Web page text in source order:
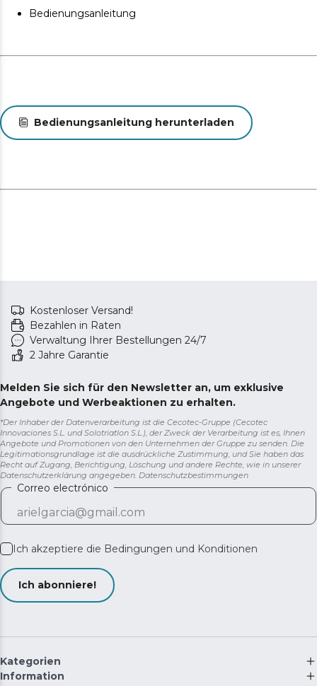
mit der Rockshox Judy Silver TK-Gabel in Angriff. Die
abschließbare Luftfederung absorbiert jeden Aufprall
Bedienungsanleitung
Bedienungsanleitung herunterladen
Kostenloser Versand!
Bezahlen in Raten
Verwaltung Ihrer Bestellungen 24/7
2 Jahre Garantie
Melden Sie sich für den Newsletter an, um exklusive
Angebote und Werbeaktionen zu erhalten.
*Der Inhaber der Datenverarbeitung ist die Cecotec-Gruppe (Cecotec
Innovaciones S.L. und Solotriatlon S.L.), der Zweck der Verarbeitung ist es, Ihnen
Angebote und Promotionen von den Unternehmen der Gruppe zu senden. Die
Legitimationsgrundlage ist die ausdrückliche Zustimmung, und Sie haben das
Recht auf Zugang, Berichtigung, Löschung und andere Rechte, wie in unserer
Datenschutzerklärung angegeben. Datenschutzbestimmungen
Correo electrónico
Ich akzeptiere die Bedingungen und Konditionen
Ich abonniere!
Kategorien
Information